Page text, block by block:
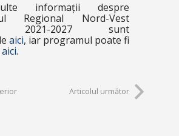
informații despre
Regional Nord-Vest
2021-2027 sunt
aici, iar programul poate fi
aici.
Articolul următor